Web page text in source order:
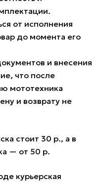
от исполнения
до момента его
и внесения
что после
мототехника
и возврату не
стоит 30 р., а в
— от 50 р.
курьерская